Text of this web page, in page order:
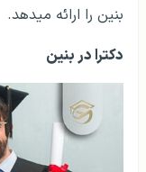
بنین را ارائه می­دهد.
دکترا در بنین